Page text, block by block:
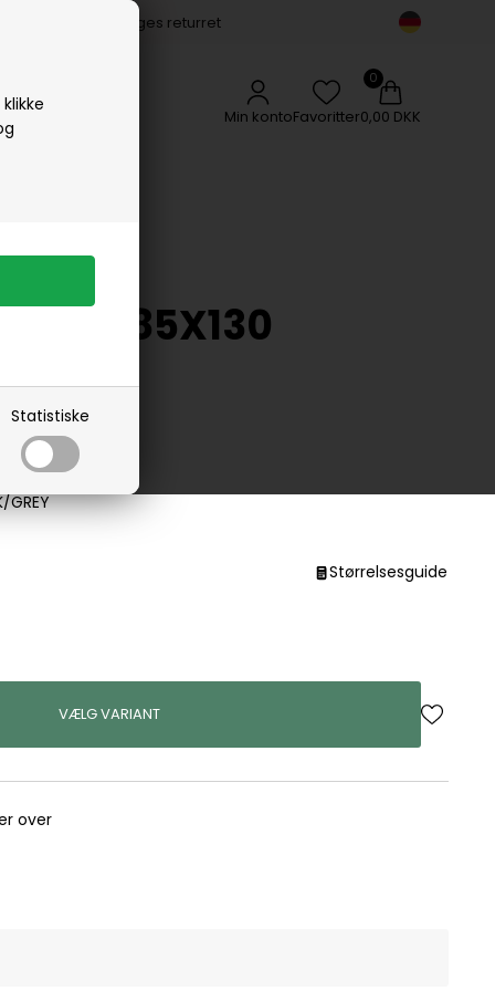
Statistiske
14 dages returret
Min kontoFavoritter0,00 DKK
Woods Copenhagen
85X130
GREY
Størrelsesguide
VÆLG VARIANT
over